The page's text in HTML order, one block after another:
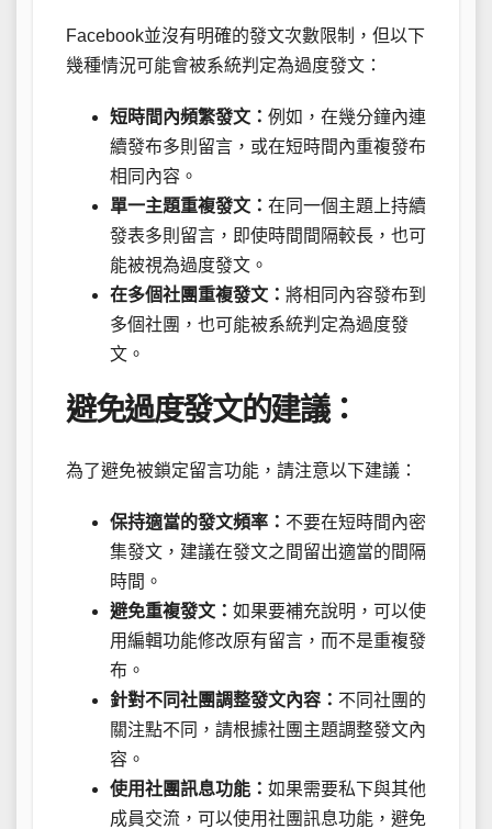
Facebook並沒有明確的發文次數限制，但以下
幾種情況可能會被系統判定為過度發文：
短時間內頻繁發文： 例如，在幾分鐘內連
續發布多則留言，或在短時間內重複發布
相同內容。
單一主題重複發文： 在同一個主題上持續
發表多則留言，即使時間間隔較長，也可
能被視為過度發文。
在多個社團重複發文： 將相同內容發布到
多個社團，也可能被系統判定為過度發
文。
避免過度發文的建議：
為了避免被鎖定留言功能，請注意以下建議：
保持適當的發文頻率： 不要在短時間內密
集發文，建議在發文之間留出適當的間隔
時間。
避免重複發文： 如果要補充說明，可以使
用編輯功能修改原有留言，而不是重複發
布。
針對不同社團調整發文內容： 不同社團的
關注點不同，請根據社團主題調整發文內
容。
使用社團訊息功能： 如果需要私下與其他
成員交流，可以使用社團訊息功能，避免